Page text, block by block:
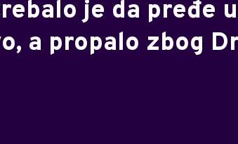
je da pređe
a propalo zbog